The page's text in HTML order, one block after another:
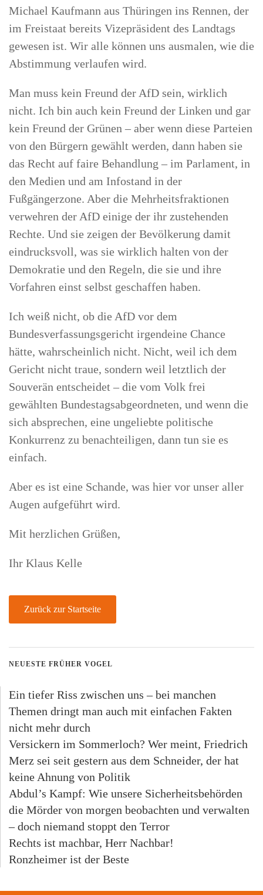
Michael Kaufmann aus Thüringen ins Rennen, der
im Freistaat bereits Vizepräsident des Landtags
gewesen ist. Wir alle können uns ausmalen, wie die
Abstimmung verlaufen wird.
Man muss kein Freund der AfD sein, wirklich
nicht. Ich bin auch kein Freund der Linken und gar
kein Freund der Grünen – aber wenn diese Parteien
von den Bürgern gewählt werden, dann haben sie
das Recht auf faire Behandlung – im Parlament, in
den Medien und am Infostand in der
Fußgängerzone. Aber die Mehrheitsfraktionen
verwehren der AfD einige der ihr zustehenden
Rechte. Und sie zeigen der Bevölkerung damit
eindrucksvoll, was sie wirklich halten von der
Demokratie und den Regeln, die sie und ihre
Vorfahren einst selbst geschaffen haben.
Ich weiß nicht, ob die AfD vor dem
Bundesverfassungsgericht irgendeine Chance
hätte, wahrscheinlich nicht. Nicht, weil ich dem
Gericht nicht traue, sondern weil letztlich der
Souverän entscheidet – die vom Volk frei
gewählten Bundestagsabgeordneten, und wenn die
sich absprechen, eine ungeliebte politische
Konkurrenz zu benachteiligen, dann tun sie es
einfach.
Aber es ist eine Schande, was hier vor unser aller
Augen aufgeführt wird.
Mit herzlichen Grüßen,
Ihr Klaus Kelle
Zurück zur Startseite
NEUESTE FRÜHER VOGEL
Ein tiefer Riss zwischen uns – bei manchen
Themen dringt man auch mit einfachen Fakten
nicht mehr durch
Versickern im Sommerloch? Wer meint, Friedrich
Merz sei seit gestern aus dem Schneider, der hat
keine Ahnung von Politik
Abdul’s Kampf: Wie unsere Sicherheitsbehörden
die Mörder von morgen beobachten und verwalten
– doch niemand stoppt den Terror
Rechts ist machbar, Herr Nachbar!
Ronzheimer ist der Beste